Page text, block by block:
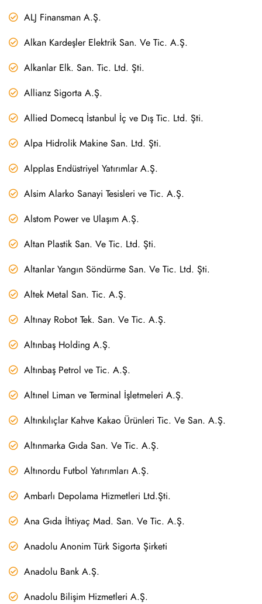
ALJ Finansman A.Ş.
Alkan Kardeşler Elektrik San. Ve Tic. A.Ş.
Alkanlar Elk. San. Tic. Ltd. Şti.
Allianz Sigorta A.Ş.
Allied Domecq İstanbul İç ve Dış Tic. Ltd. Şti.
Alpa Hidrolik Makine San. Ltd. Şti.
Alpplas Endüstriyel Yatırımlar A.Ş.
Alsim Alarko Sanayi Tesisleri ve Tic. A.Ş.
Alstom Power ve Ulaşım A.Ş.
Altan Plastik San. Ve Tic. Ltd. Şti.
Altanlar Yangın Söndürme San. Ve Tic. Ltd. Şti.
Altek Metal San. Tic. A.Ş.
Altınay Robot Tek. San. Ve Tic. A.Ş.
Altınbaş Holding A.Ş.
Altınbaş Petrol ve Tic. A.Ş.
Altınel Liman ve Terminal İşletmeleri A.Ş.
Altınkılıçlar Kahve Kakao Ürünleri Tic. Ve San. A.Ş.
Altınmarka Gıda San. Ve Tic. A.Ş.
Altınordu Futbol Yatırımları A.Ş.
Ambarlı Depolama Hizmetleri Ltd.Şti.
Ana Gıda İhtiyaç Mad. San. Ve Tic. A.Ş.
Anadolu Anonim Türk Sigorta Şirketi
Anadolu Bank A.Ş.
Anadolu Bilişim Hizmetleri A.Ş.